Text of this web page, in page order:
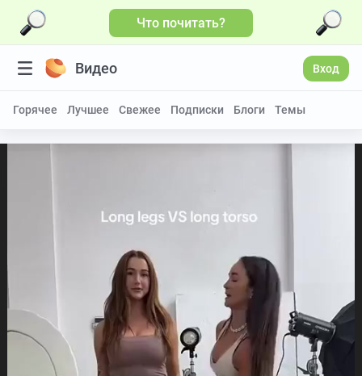
Что почитать?
Видео Вход
Горячее Лучшее Свежее Подписки Блоги Темы